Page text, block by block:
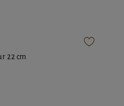
22 cm